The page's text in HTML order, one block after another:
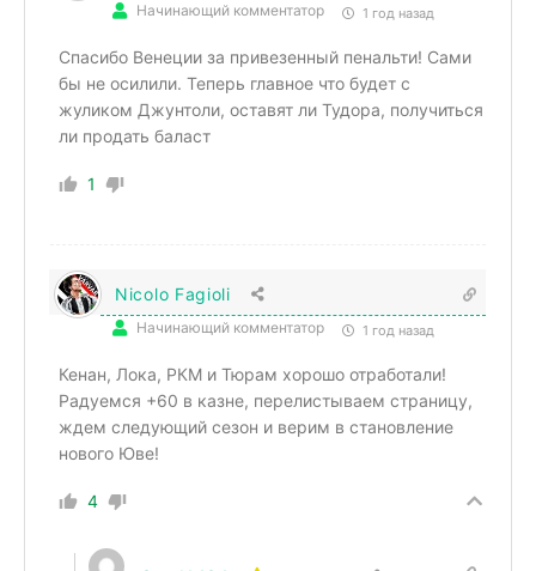
Начинающий комментатор 1 год назад
Спасибо Венеции за привезенный пенальти! Сами
бы не осилили. Теперь главное что будет с
жуликом Джунтоли, оставят ли Тудора, получиться
ли продать баласт
1
Nicolo Fagioli
Начинающий комментатор 1 год назад
Кенан, Лока, РКМ и Тюрам хорошо отработали!
Радуемся +60 в казне, перелистываем страницу,
ждем следующий сезон и верим в становление
нового Юве!
4